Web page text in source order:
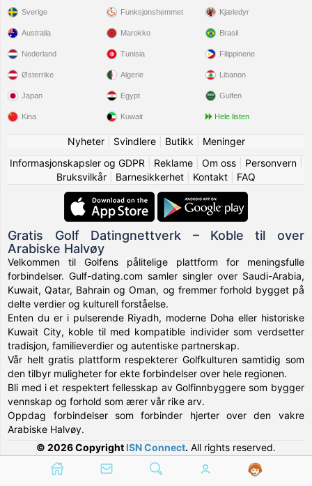
Sverige Funksjonshemmet Kjæledyr
Australia
Nederland
Østerrike
Japan
Kina
Marokko
Tunisia
Algerie
Egypt
Kuwait
Brasil
Filippinene
Libanon
Gulfen
Hele listen
Nyheter| Svindlere| Butikk
Meninger
Informasjonskapsler og GDPR
Reklame| Om oss| Personvern|
Bruksvilkår
Barnesikkerhet Kontakt FAQ
Gratis Golf Datingnettverk – Koble til over
Arabiske Halvøy
Velkommen til Golfens pålitelige plattform for meningsfulle
forbindelser. Gulf-dating.com samler singler over Saudi-Arabia,
Kuwait, Qatar, Bahrain og Oman, og fremmer forhold bygget på
delte verdier og kulturell forståelse.
Enten du er i pulserende Riyadh, moderne Doha eller historiske
Kuwait City, koble til med kompatible individer som verdsetter
tradisjon, familieverdier og autentiske partnerskap.
Vår helt gratis plattform respekterer Golfkulturen samtidig som
den tilbyr muligheter for ekte forbindelser over hele regionen.
Bli med i et respektert fellesskap av Golfinnbyggere som bygger
vennskap og forhold som ærer vår rike arv.
Oppdag forbindelser som forbinder hjerter over den vakre
Arabiske Halvøy.
© 2026 Copyright ISN Connect. All rights reserved.